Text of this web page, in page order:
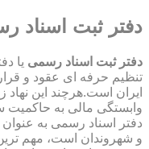
دفتر ثبت اسناد
دفتر ثبت اسناد رسمی یا
تنظیم حرفه ای عقود و
ایران است.هرچند این
وابستگی مالی به حاکمیت
دفتر اسناد رسمی به
و شهروندان است، مهم